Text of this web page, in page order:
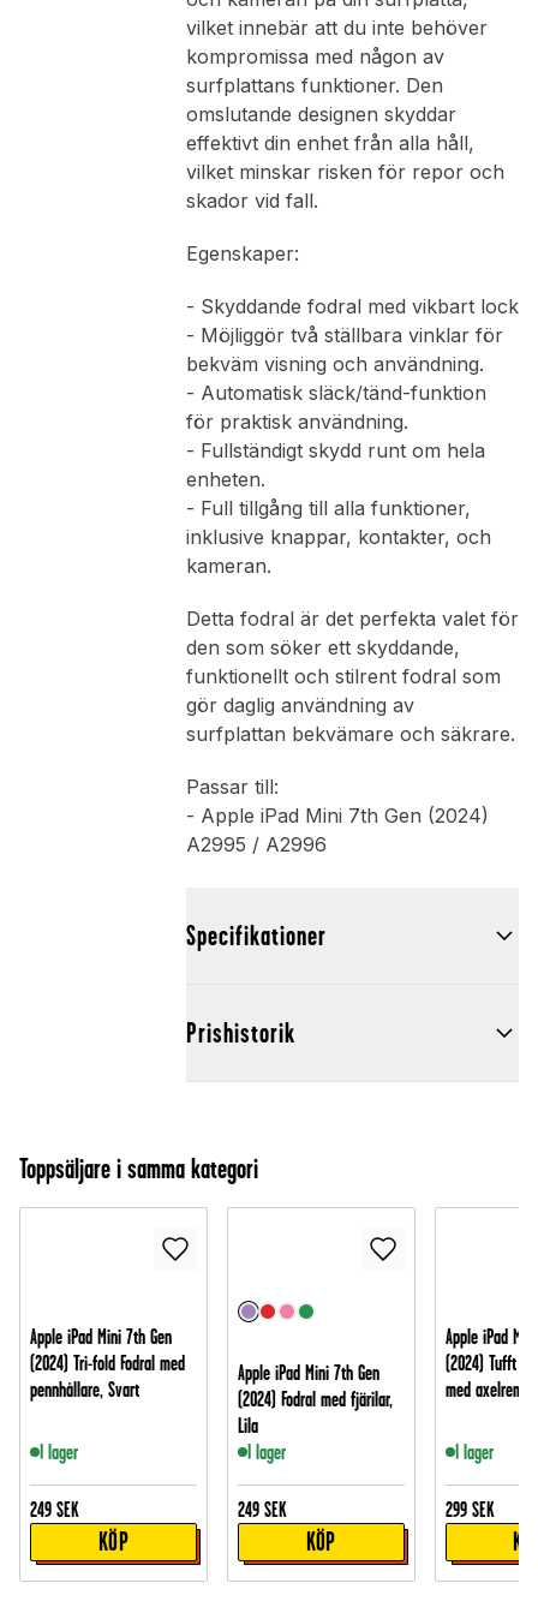
vilket innebär att du inte behöver
kompromissa med någon av
surfplattans funktioner. Den
omslutande designen skyddar
effektivt din enhet från alla håll,
vilket minskar risken för repor och
skador vid fall.
Egenskaper:
- Skyddande fodral med vikbart lock
- Möjliggör två ställbara vinklar för
bekväm visning och användning.
- Automatisk släck/tänd-funktion
för praktisk användning.
- Fullständigt skydd runt om hela
enheten.
- Full tillgång till alla funktioner,
inklusive knappar, kontakter, och
kameran.
Detta fodral är det perfekta valet för
den som söker ett skyddande,
funktionellt och stilrent fodral som
gör daglig användning av
surfplattan bekvämare och säkrare.
Passar till:
- Apple iPad Mini 7th Gen (2024)
A2995 / A2996
Specifikationer
Prishistorik
Toppsäljare i samma kategori
Apple iPad Mini 7th Gen
(2024) Tri-fold Fodral med
pennhållare, Svart
I lager
249 SEK
KÖP
Apple iPad Mini 7th Gen
(2024) Fodral med fjärilar,
Lila
I lager
249 SEK
KÖP
Apple iPad
(2024) Tufft
med axelrem
I lager
299 SEK